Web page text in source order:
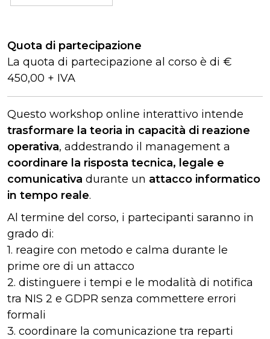
Quota di partecipazione
La quota di partecipazione al corso è di €
450,00 + IVA
Questo workshop online interattivo intende
trasformare la teoria in capacità di reazione
operativa, addestrando il management a
coordinare la risposta tecnica, legale e
comunicativa durante un attacco informatico
in tempo reale.
Al termine del corso, i partecipanti saranno in
grado di:
1. reagire con metodo e calma durante le
prime ore di un attacco
2. distinguere i tempi e le modalità di notifica
tra NIS 2 e GDPR senza commettere errori
formali
3. coordinare la comunicazione tra reparti